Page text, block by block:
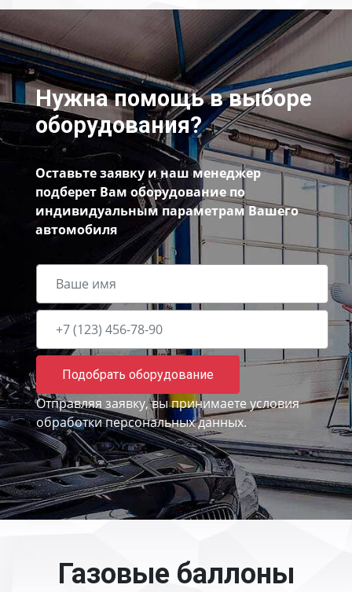
Нужна помощь в выборе
оборудования?
Оставьте заявку и наш менеджер
подберет Вам оборудование по
индивидуальным параметрам Вашего
автомобиля
Подобрать оборудование
Отправляя заявку, вы принимаете условия
обработки персональных данных.
Газовые баллоны